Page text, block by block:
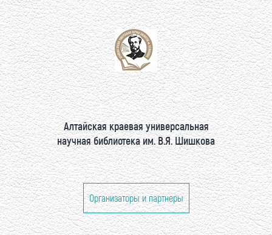
Алтайская краевая универсальная
научная библиотека им. В.Я. Шишкова
Организаторы и партнеры